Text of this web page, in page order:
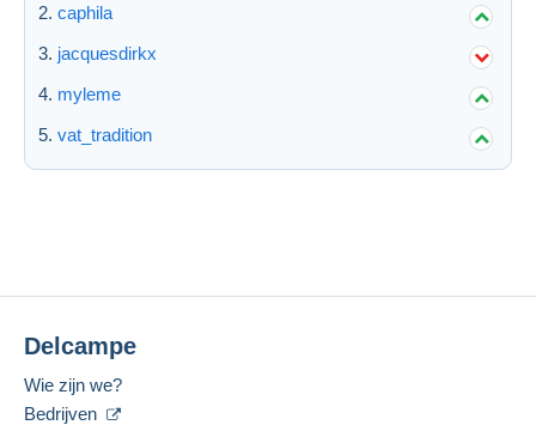
caphila
jacquesdirkx
myleme
vat_tradition
Delcampe
Wie zijn we?
Bedrijven